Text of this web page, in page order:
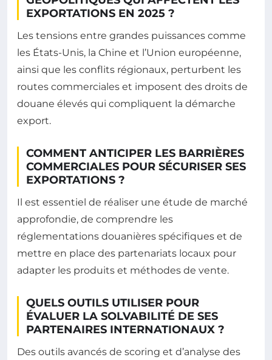
EXPORTATIONS EN 2025 ?
Les tensions entre grandes puissances comme
les États-Unis, la Chine et l’Union européenne,
ainsi que les conflits régionaux, perturbent les
routes commerciales et imposent des droits de
douane élevés qui compliquent la démarche
export.
COMMENT ANTICIPER LES BARRIÈRES
COMMERCIALES POUR SÉCURISER SES
EXPORTATIONS ?
Il est essentiel de réaliser une étude de marché
approfondie, de comprendre les
réglementations douanières spécifiques et de
mettre en place des partenariats locaux pour
adapter les produits et méthodes de vente.
QUELS OUTILS UTILISER POUR
ÉVALUER LA SOLVABILITÉ DE SES
PARTENAIRES INTERNATIONAUX ?
Des outils avancés de scoring et d’analyse des